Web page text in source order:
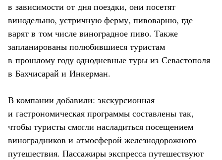
в зависимости от дня поездки, они посетят
винодельню, устричную ферму, пивоварню, где
варят в том числе виноградное пиво. Также
запланированы полюбившиеся туристам
в прошлому году однодневные туры из Севастополя
в Бахчисарай и Инкерман.
В компании добавили: экскурсионная
и гастрономическая программы составлены так,
чтобы туристы смогли насладиться посещением
виноградников и атмосферой железнодорожного
путешествия. Пассажиры экспресса путешествуют